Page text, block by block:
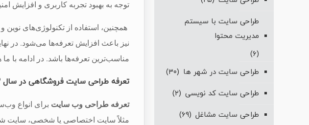
توجه به بهبود تجربه کاربری و افزایش
همچنین، استفاده از تکنولوژی‌های
نیز باعث افزایش تعرفه‌ها می‌شود. در
مناسب‌ترین تعرفه‌ها باشد. در ادامه با
تعرفه طراحی سایت فروشگاهی در سال ۱۴۰۳ چگونه محاسبه می‌شود؟
تعرفه طراحی وب سایت برای انواع
مثلاً سایت اختصاصی یا شخصی، سایت
طراحی سایت با سیستم
مدیریت محتوا
(۶)
طراحی سایت در شهر ها (۳۰)
طراحی سایت کد نویسی (۲)
طراحی سایت مشاغل (۶۹)